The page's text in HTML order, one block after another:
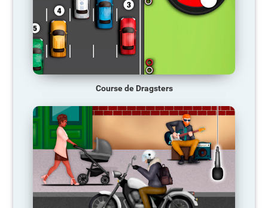
Course de Dragsters